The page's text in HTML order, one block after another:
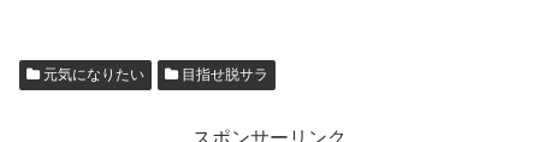
元気になりたい 目指せ脱サラ
スポンサーリンク